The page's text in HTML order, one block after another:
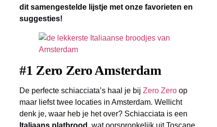
dit samengestelde lijstje met onze favorieten en
suggesties!
#1 Zero Zero Amsterdam
De perfecte schiacciata’s haal je bij Zero Zero op
maar liefst twee locaties in Amsterdam. Wellicht
denk je, waar heb je het over? Schiacciata is een
Italiaans platbrood , wat oorspronkelijk uit Toscane